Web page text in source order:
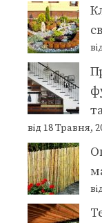
від 18 Травня,